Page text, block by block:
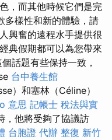
，而其他時候它們是完
多樣性和新的體驗，請
興奮的遠程水手提供很
典假期都可以為您帶來
話題有些保持一致，
台中養生館
）和塞林（Céline）
意思 記帳士 稅法與實
，他將受夠了協議訪
台胞證 代辦 整復 新竹